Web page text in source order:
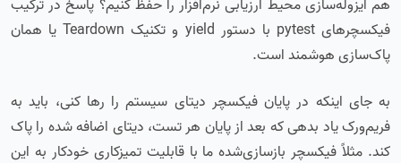
هم ایزوله‌سازی محیط ارزیابی نرم‌افزار را حفظ کنیم؟ پاسخ در ترکیب
فیکسچرهای pytest با دستور yield و تکنیک Teardown یا همان
پاک‌سازی هوشمند است.
به جای اینکه در پایان فیکسچر دیتای سیستم را رها کنی، باید به
فریم‌ورک یاد بدهی که بعد از پایان هر تست، دیتای اضافه شده را پاک
کند. مثلاً فیکسچر بازسازی‌شده ما با قابلیت تمیزکاری خودکار به این